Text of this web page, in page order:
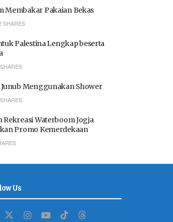
Membakar Pakaian Bekas
SHARES
Palestina Lengkap beserta
Menggunakan Shower
Rekreasi Waterboom Jogja
Promo Kemerdekaan
Us